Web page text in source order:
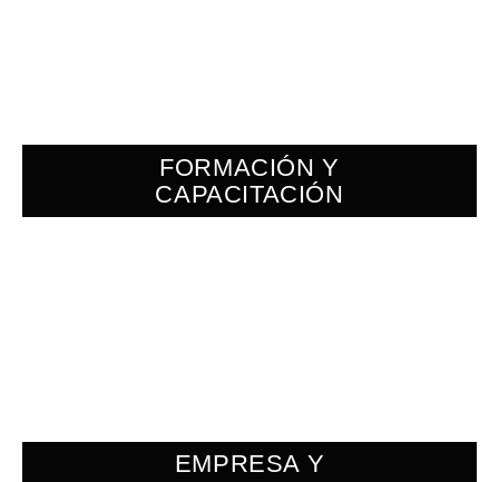
FORMACIÓN Y
CAPACITACIÓN
EMPRESA Y